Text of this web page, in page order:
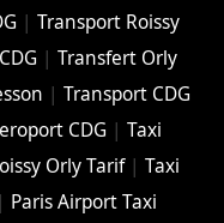
| Transport Roissy
|Transfert Orly
|Transport CDG
CDG |Taxi
Orly Tarif|Taxi
| Paris Airport Taxi